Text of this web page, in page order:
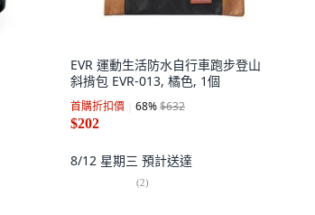
EVR 運動生活防水自行車跑步登山
斜揹包 EVR-013, 橘色, 1個
首購折扣價 68%$632
$202
8/12 星期三 預計送達
(2)